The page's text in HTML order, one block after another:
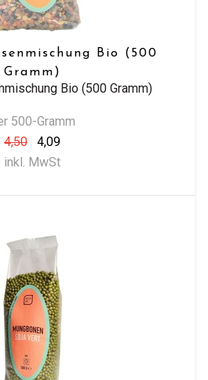
Bio (500
Gramm)
Bio (500 Gramm)
500-Gramm
4,50
4,09
inkl. MwSt